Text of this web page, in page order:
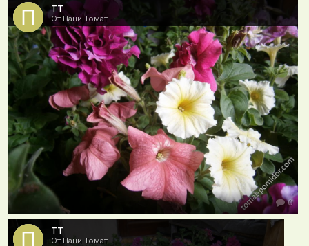
тт
От Пани Томат
0
тт
От Пани Томат